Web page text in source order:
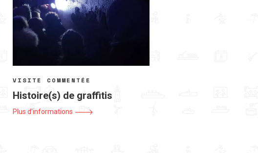
VISITE COMMENTÉE
Histoire(s) de graffitis
Plus d'informations